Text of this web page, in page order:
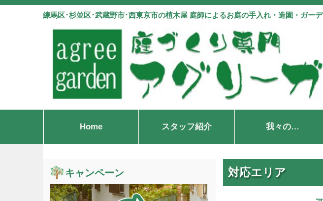
練馬区･杉並区･武蔵野市･西東京市の植木屋 庭師によるお庭の手入れ・造園・ガー
Home スタッフ紹介 我々の…
対応エリア
キャンペーン